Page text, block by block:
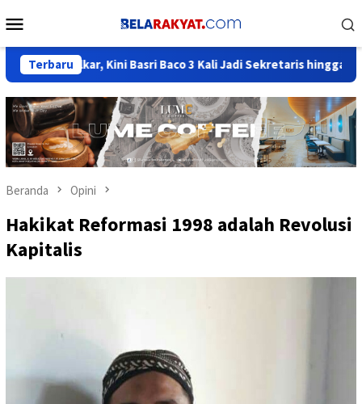
ke
Mobile
Terbaru
Kini Basri Baco 3 Kali Jadi Sekretaris hingga Jadi Elite
Beranda Opini
Hakikat Reformasi 1998 adalah Revolusi
Kapitalis